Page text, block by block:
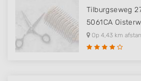
Tilburgseweg
5061CA
Op 4,43 km